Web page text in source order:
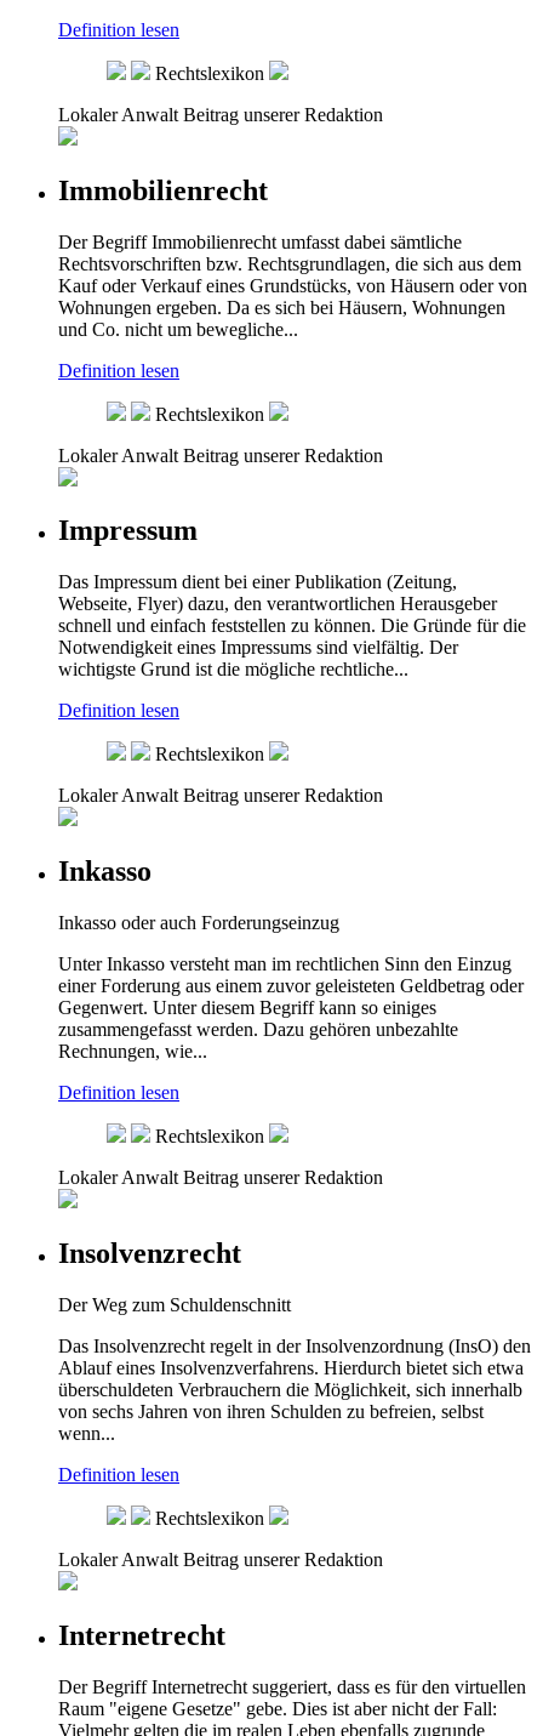
Definition lesen
Rechtslexikon
Lokaler Anwalt Beitrag unserer Redaktion
Immobilienrecht
Der Begriff Immobilienrecht umfasst dabei sämtliche
Rechtsvorschriften bzw. Rechtsgrundlagen, die sich aus dem
Kauf oder Verkauf eines Grundstücks, von Häusern oder von
Wohnungen ergeben. Da es sich bei Häusern, Wohnungen
und Co. nicht um bewegliche...
Definition lesen
Rechtslexikon
Lokaler Anwalt Beitrag unserer Redaktion
Impressum
Das Impressum dient bei einer Publikation (Zeitung,
Webseite, Flyer) dazu, den verantwortlichen Herausgeber
schnell und einfach feststellen zu können. Die Gründe für die
Notwendigkeit eines Impressums sind vielfältig. Der
wichtigste Grund ist die mögliche rechtliche...
Definition lesen
Rechtslexikon
Lokaler Anwalt Beitrag unserer Redaktion
Inkasso
Inkasso oder auch Forderungseinzug
Unter Inkasso versteht man im rechtlichen Sinn den Einzug
einer Forderung aus einem zuvor geleisteten Geldbetrag oder
Gegenwert. Unter diesem Begriff kann so einiges
zusammengefasst werden. Dazu gehören unbezahlte
Rechnungen, wie...
Definition lesen
Rechtslexikon
Lokaler Anwalt Beitrag unserer Redaktion
Insolvenzrecht
Der Weg zum Schuldenschnitt
Das Insolvenzrecht regelt in der Insolvenzordnung (InsO) den
Ablauf eines Insolvenzverfahrens. Hierdurch bietet sich etwa
überschuldeten Verbrauchern die Möglichkeit, sich innerhalb
von sechs Jahren von ihren Schulden zu befreien, selbst
wenn...
Definition lesen
Rechtslexikon
Lokaler Anwalt Beitrag unserer Redaktion
Internetrecht
Der Begriff Internetrecht suggeriert, dass es für den virtuellen
Raum "eigene Gesetze" gebe. Dies ist aber nicht der Fall:
Vielmehr gelten die im realen Leben ebenfalls zugrunde